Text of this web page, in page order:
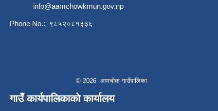
info@aamchowkmun.gov.np
Phone No.: ९८५२०८१३३६
© 2026 आमचोक गाउँपालिका
गाउँ कार्यपालिकाको कार्यालय